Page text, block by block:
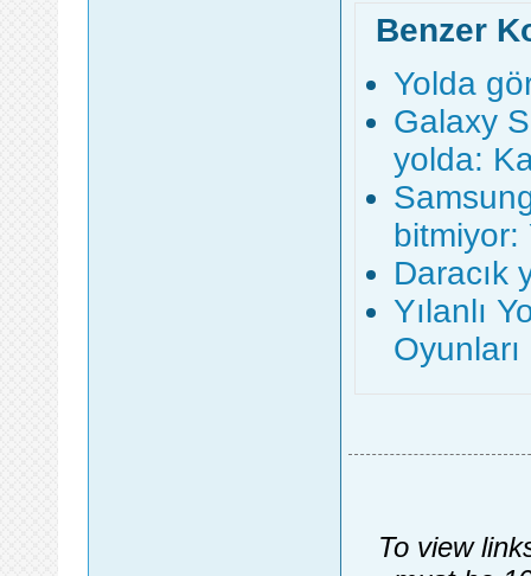
Benzer
Yolda
Galaxy
yolda:
Daracık
Yılanlı
Oyunları
To view